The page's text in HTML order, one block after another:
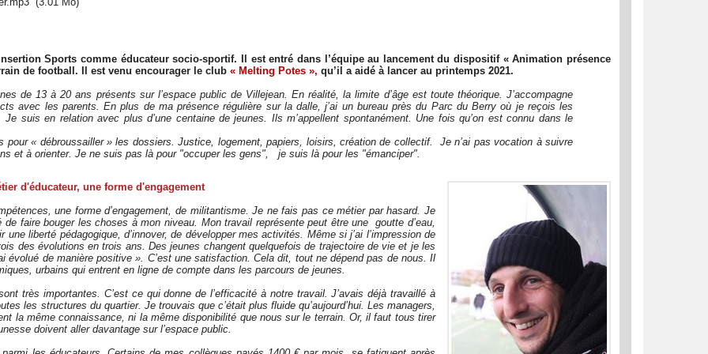
Sports comme éducateur socio-sportif. Il est entré dans l’équipe au lancement du dispositif « Animation présence
de football. Il est venu encourager le club « Melting Potes », qu’il a aidé à lancer au printemps 2021.
de 13 à 20 ans présents sur l’espace public de Villejean. En réalité, la limite d’âge est toute théorique. J’accompagne
avec les parents. En plus de ma présence régulière sur la dalle, j’ai un bureau près du Parc du Berry où je reçois les
Je suis en relation avec plus d’une centaine de jeunes. Ils m’appellent spontanément. Une fois qu’on est connu dans le
pour « débroussailler » les dossiers. Justice, logement, papiers, loisirs, création de collectif. Je n’ai pas vocation à suivre
et à orienter. Je ne suis pas là pour "occuper les gens", je suis là pour les "émanciper".
d'éducateur, une forme d'engagement
une forme d’engagement, de militantisme. Je ne fais pas ce métier par hasard. Je
faire bouger les choses à mon niveau. Mon travail représente peut être une goutte d’eau,
une liberté pédagogique, d’innover, de développer mes activités. Même si j’ai l’impression de
des évolutions en trois ans. Des jeunes changent quelquefois de trajectoire de vie et je les
évolué de manière positive ». C’est une satisfaction. Cela dit, tout ne dépend pas de nous. Il
urbains qui entrent en ligne de compte dans les parcours de jeunes.
très importantes. C’est ce qui donne de l’efficacité à notre travail. J’avais déjà travaillé à
les structures du quartier. Je trouvais que c’était plus fluide qu’aujourd’hui. Les managers,
la même connaissance, ni la même disponibilité que nous sur le terrain. Or, il faut tous tirer
doivent aller davantage sur l’espace public.